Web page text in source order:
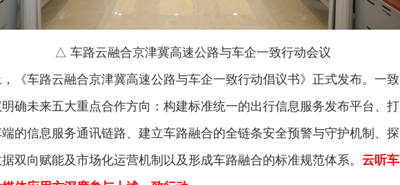
△ 车路云融合京津冀高速公路与车企一致行动会议
车路云融合京津冀高速公路与车企一致行动倡议书》正式发布。一致
确未来五大重点合作方向：构建标准统一的出行信息服务发布平台、打
的信息服务通讯链路、建立车路融合的全链条安全预警与守护机制、探
双向赋能及市场化运营机制以及形成车路融合的标准规范体系。 云听车